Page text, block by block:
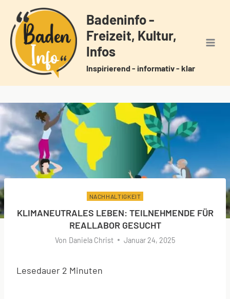
Inhalt
springen
Badeninfo -
Freizeit, Kultur,
Infos
Inspirierend - informativ - klar
NACHHALTIGKEIT
KLIMANEUTRALES LEBEN: TEILNEHMENDE FÜR
REALLABOR GESUCHT
Von Daniela Christ Januar 24, 2025
Lesedauer 2 Minuten